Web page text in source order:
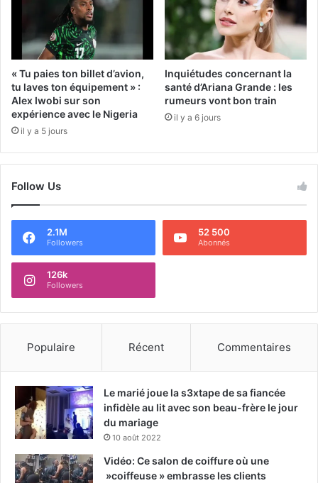
« Tu paies ton billet d’avion,
tu laves ton équipement » :
Alex Iwobi sur son
expérience avec le Nigeria
il y a 5 jours
Inquiétudes concernant la
santé d’Ariana Grande : les
rumeurs vont bon train
il y a 6 jours
Follow Us
2.1M
Followers
52 500
Abonnés
126k
Followers
Populaire Récent Commentaires
Le marié joue la s3xtape de sa fiancée
infidèle au lit avec son beau-frère le jour
du mariage
10 août 2022
Vidéo: Ce salon de coiffure où une
»coiffeuse » embrasse les clients